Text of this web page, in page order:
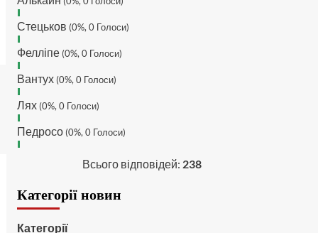
активніший з часом)
Hatsyk:Та Кузик ще ок, а
для перспективи, хз хз
SVAT : На завтра планують
Минаєм
si=GU46Q4zlJQd2L-W8
триває опитування)
Hatsyk А як зробити
посилання?
:В чаті? У вікні URL
Стецьков (0%, 0 Голоси)
Фелліпе (0%, 0 Голоси)
Вантух (0%, 0 Голоси)
Лях (0%, 0 Голоси)
Педросо (0%, 0 Голоси)
Всього відповідей: 238
Категорії новин
Категорії